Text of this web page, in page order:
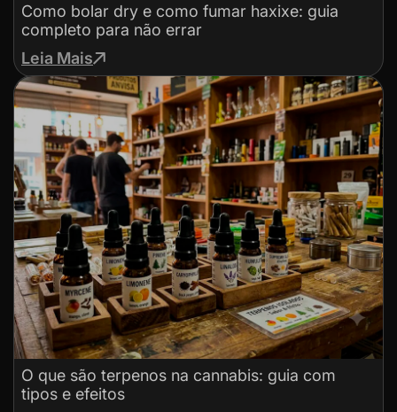
Como bolar dry e como fumar haxixe: guia
completo para não errar
Leia Mais
O que são terpenos na cannabis: guia com
tipos e efeitos